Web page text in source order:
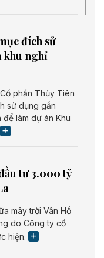
đích sử
khu nghỉ
phần Thủy Tiên
sử dụng gần
làm dự án Khu
tư 3.000 tỷ
mây trời Vân Hồ
do Công ty cổ
hiện.